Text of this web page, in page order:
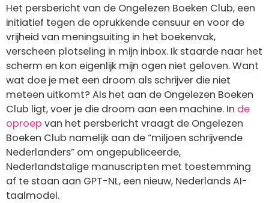
Het persbericht van de Ongelezen Boeken Club, een
initiatief tegen de oprukkende censuur en voor de
vrijheid van meningsuiting in het boekenvak,
verscheen plotseling in mijn inbox. Ik staarde naar het
scherm en kon eigenlijk mijn ogen niet geloven. Want
wat doe je met een droom als schrijver die niet
meteen uitkomt? Als het aan de Ongelezen Boeken
Club ligt, voer je die droom aan een machine. In de
oproep van het persbericht vraagt de Ongelezen
Boeken Club namelijk aan de “miljoen schrijvende
Nederlanders” om ongepubliceerde,
Nederlandstalige manuscripten met toestemming
af te staan aan GPT-NL, een nieuw, Nederlands AI-
taalmodel.